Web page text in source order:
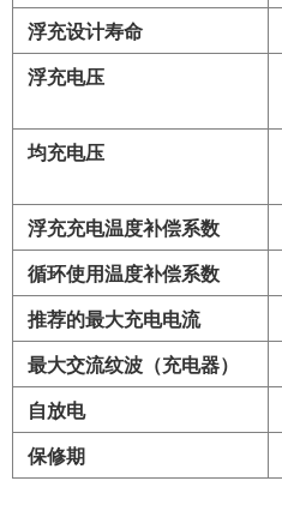
浮充设计寿命
浮充电压
均充电压
浮充充电温度补偿系数
循环使用温度补偿系数
推荐的最大充电电流
最大交流纹波（充电器）
自放电
保修期